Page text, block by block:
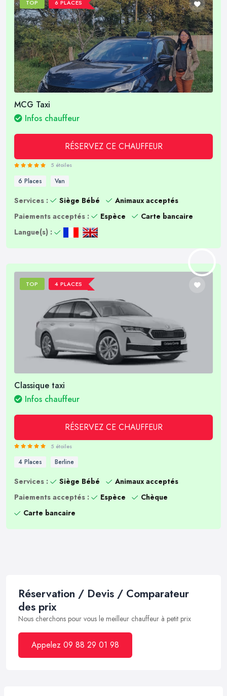
TOP 6 PLACES
MCG Taxi
Infos chauffeur
RÉSERVEZ CE CHAUFFEUR
5 étoiles
6 Places Van
Services : Siège Bébé
Animaux acceptés
Paiements acceptés :
Espèce
Carte bancaire
Langue(s) :
TOP 4 PLACES
Classique taxi
Infos chauffeur
RÉSERVEZ CE CHAUFFEUR
5 étoiles
4 Places Berline
Services : Siège Bébé
Animaux acceptés
Paiements acceptés :
Espèce
Chèque
Carte bancaire
Réservation / Devis / Comparateur
des prix
Nous cherchons pour vous le meilleur chauffeur à petit prix
Appelez 09 88 29 01 98